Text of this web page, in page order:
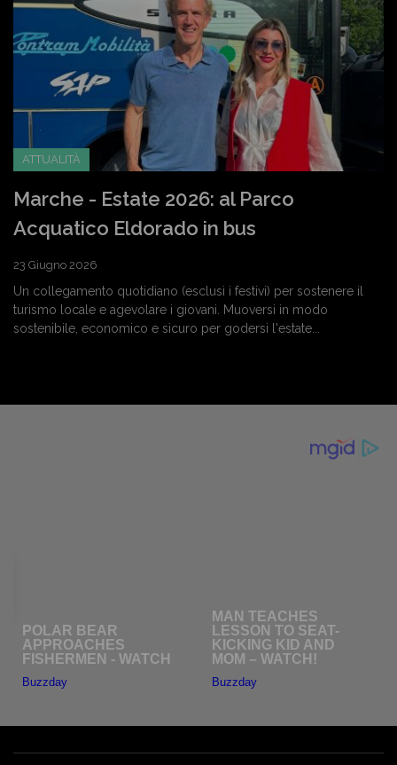
ATTUALITÀ
Marche - Estate 2026: al Parco
Acquatico Eldorado in bus
23 Giugno 2026
Un collegamento quotidiano (esclusi i festivi) per sostenere il
turismo locale e agevolare i giovani. Muoversi in modo
sostenibile, economico e sicuro per godersi l'estate...